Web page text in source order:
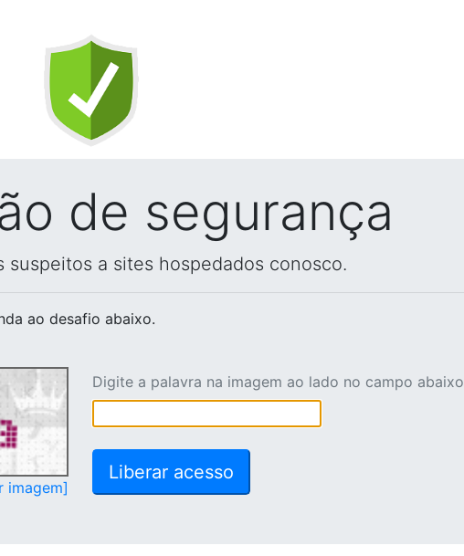
de segurança
a sites hospedados conosco.
ao desafio abaixo.
imagem]
Digite a palavra na imagem ao lado no campo abaixo